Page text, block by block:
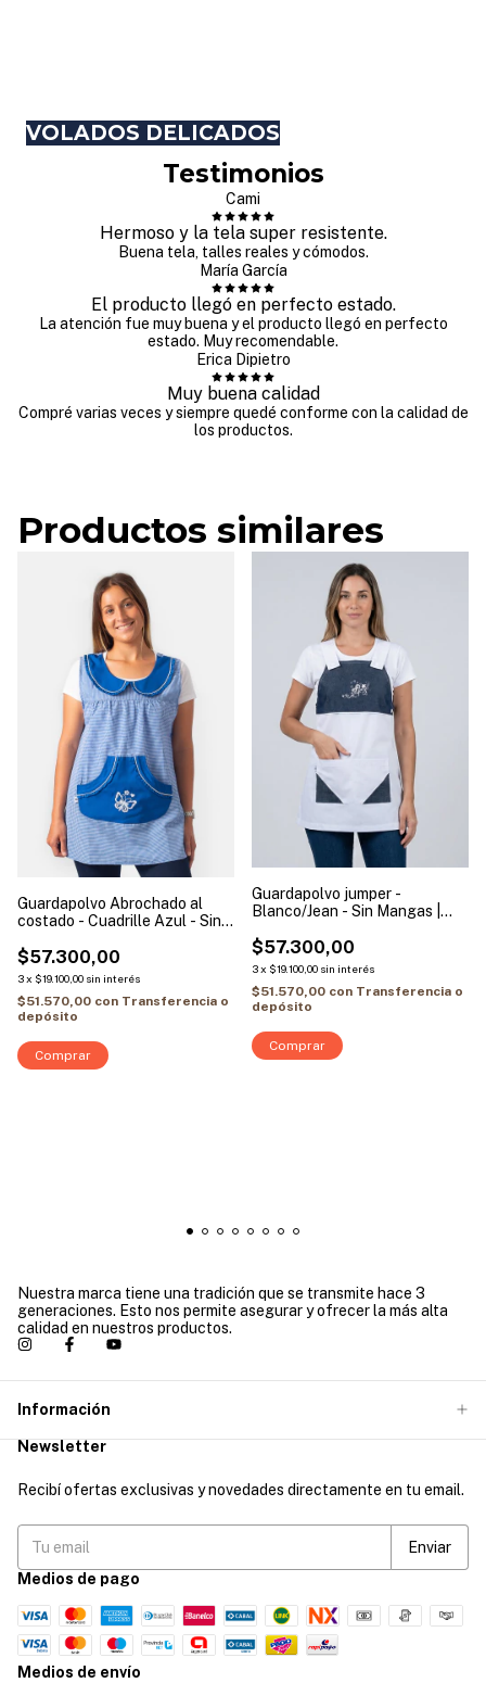
VOLADOS DELICADOS
Testimonios
Cami
Hermoso y la tela super resistente.
Buena tela, talles reales y cómodos.
María García
El producto llegó en perfecto estado.
La atención fue muy buena y el producto llegó en perfecto
estado. Muy recomendable.
Erica Dipietro
Muy buena calidad
Compré varias veces y siempre quedé conforme con la calidad de
los productos.
Productos similares
Guardapolvo Abrochado al
costado - Cuadrille Azul - Sin
$57.300,00
3x $19.100,00 sin interés
$51.570,00 con Transferencia o
depósito
Comprar
Guardapolvo jumper -
Blanco/Jean - Sin Mangas |
$57.300,00
3x $19.100,00 sin interés
$51.570,00 con Transferencia o
depósito
Comprar
Nuestra marca tiene una tradición que se transmite hace 3
generaciones. Esto nos permite asegurar y ofrecer la más alta
calidad en nuestros productos.
Información
Newsletter
Recibí ofertas exclusivas y novedades directamente en tu email.
Medios de pago
Medios de envío